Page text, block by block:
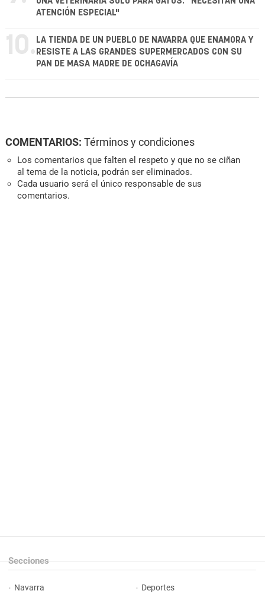
ATENCIÓN ESPECIAL"
10. LA TIENDA DE UN PUEBLO DE NAVARRA QUE ENAMORA Y
RESISTE A LAS GRANDES SUPERMERCADOS CON SU
PAN DE MASA MADRE DE OCHAGAVÍA
COMENTARIOS: Términos y condiciones
Los comentarios que falten el respeto y que no se ciñan
al tema de la noticia, podrán ser eliminados.
Cada usuario será el único responsable de sus
comentarios.
Secciones
Navarra Deportes